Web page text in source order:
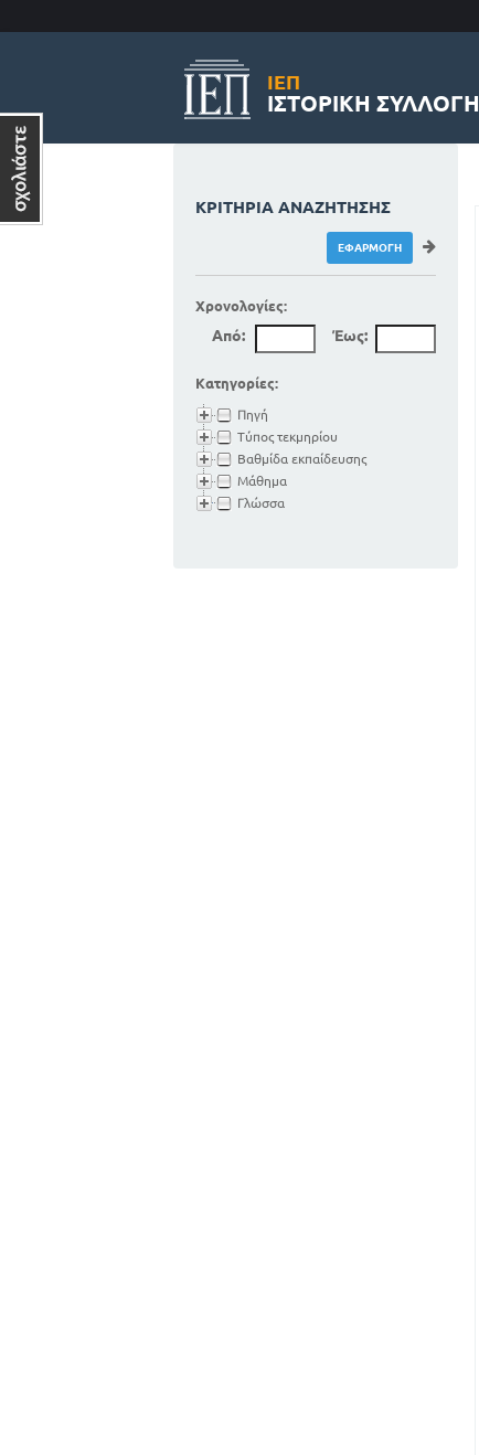
ΙΕΠ
ΙΣΤΟΡΙΚΉ ΣΥΛΛΟΓΉ
ΚΡΙΤΉΡΙΑ ΑΝΑΖΉΤΗΣΗΣ
Χρονολογίες:
Από: Έως:
Κατηγορίες:
Πηγή
Τύπος τεκμηρίου
Βαθμίδα εκπαίδευσης
Μάθημα
Γλώσσα